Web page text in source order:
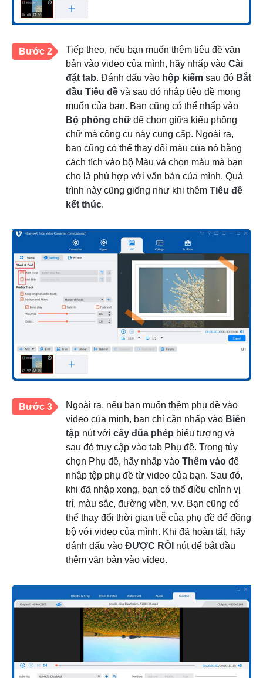
Bước 2
Tiếp theo, nếu bạn muốn thêm tiêu đề văn
bản vào video của mình, hãy nhấp vào Cài
đặt tab. Đánh dấu vào hộp kiểm sau đó Bắt
đầu Tiêu đề và sau đó nhập tiêu đề mong
muốn của bạn. Bạn cũng có thể nhấp vào
Bộ phông chữ để chọn giữa kiểu phông
chữ mà công cụ này cung cấp. Ngoài ra,
bạn cũng có thể thay đổi màu của nó bằng
cách tích vào bộ Màu và chọn màu mà bạn
cho là phù hợp với văn bản của mình. Quá
trình này cũng giống như khi thêm Tiêu đề
kết thúc.
Bước 3
Ngoài ra, nếu bạn muốn thêm phụ đề vào
video của mình, bạn chỉ cần nhấp vào Biên
tập nút với cây đũa phép biểu tượng và
sau đó truy cập vào tab Phụ đề. Trong tùy
chọn Phụ đề, hãy nhấp vào Thêm vào để
nhập tệp phụ đề từ video của bạn. Sau đó,
khi đã nhập xong, bạn có thể điều chỉnh vị
trí, màu sắc, đường viền, v.v. Bạn cũng có
thể thay đổi thời gian trễ của phụ đề để đồng
bộ với video của mình. Khi đã hoàn tất, hãy
đánh dấu vào ĐƯỢC RỒI nút để bắt đầu
thêm văn bản vào video.